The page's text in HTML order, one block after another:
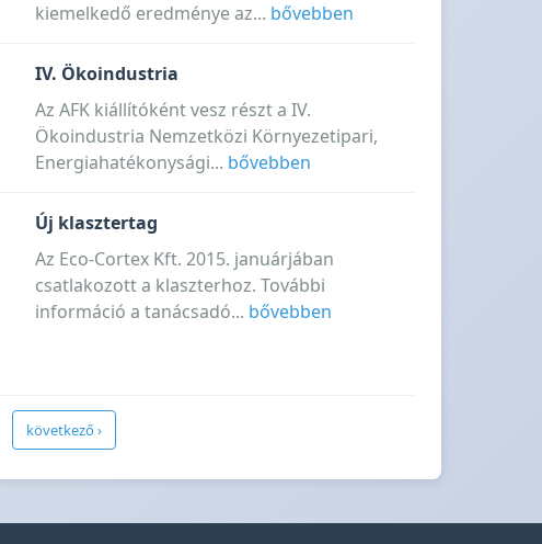
kiemelkedő eredménye az... bővebben
IV. Ökoindustria
Az AFK kiállítóként vesz részt a IV.
Ökoindustria Nemzetközi Környezetipari,
Energiahatékonysági... bővebben
Új klasztertag
Az Eco-Cortex Kft. 2015. januárjában
csatlakozott a klaszterhoz. További
információ a tanácsadó... bővebben
következő ›